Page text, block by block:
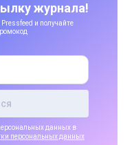
журнала!
и получайте
данных в
персональных данных